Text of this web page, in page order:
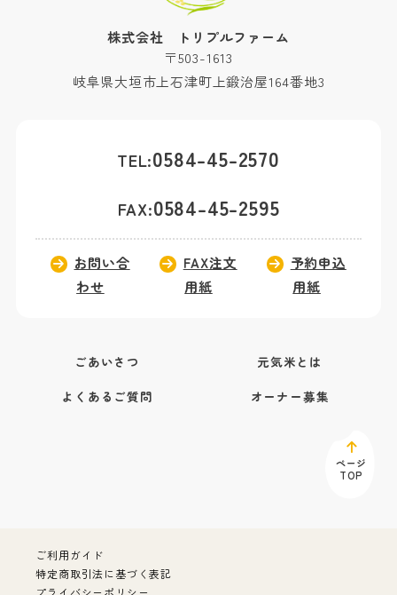
株式会社 トリプルファーム
〒503-1613
岐阜県大垣市上石津町上鍛治屋164番地3
TEL:0584-45-2570
FAX:0584-45-2595
お問い合
わせ
FAX注文
用紙
予約申込
用紙
ごあいさつ
元気米とは
よくあるご質問
オーナー募集
ページ
TOP
ご利用ガイド
特定商取引法に基づく表記
プライバシーポリシー